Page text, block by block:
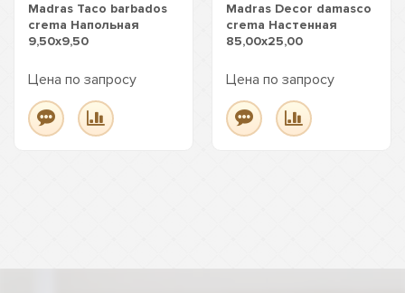
Madras Taco barbados
crema Напольная
9,50x9,50
Цена по запросу
Madras Decor damasco
crema Настенная
85,00x25,00
Цена по запросу